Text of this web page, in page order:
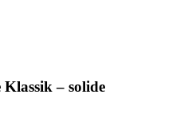
Klassik – solide